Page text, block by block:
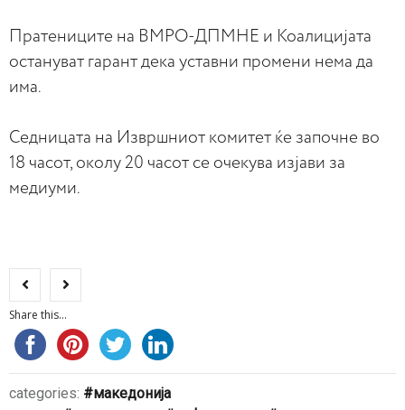
Пратениците на ВМРО-ДПМНЕ и Коалицијата
остануват гарант дека уставни промени нема да
има.
Седницата на Извршниот комитет ќе започне во
18 часот, околу 20 часот се очекува изјави за
медиуми.
Share this...
categories:
македонија